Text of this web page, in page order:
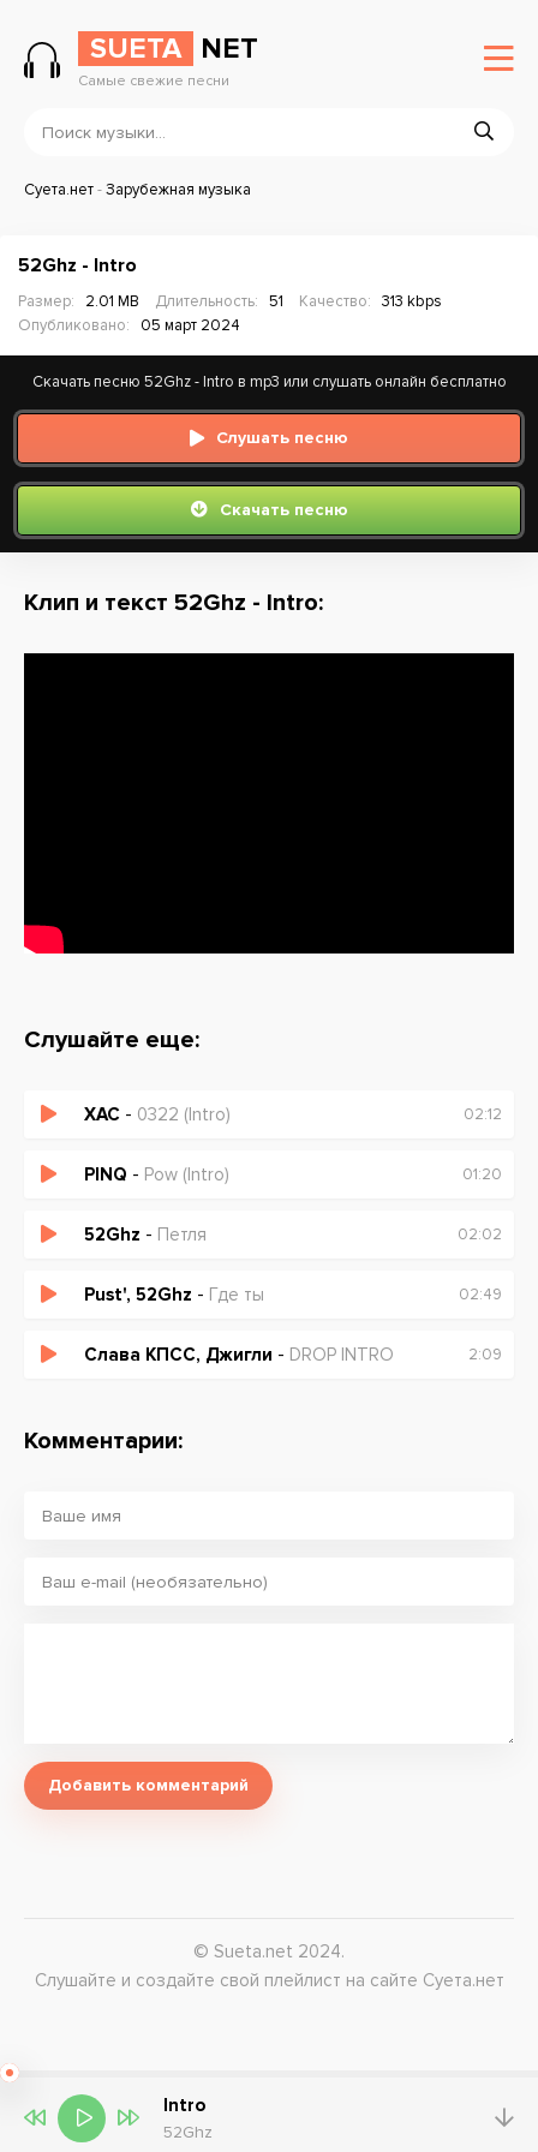
SUETA NET
Самые свежие песни
Суета.нет-Зарубежная музыка
52Ghz - Intro
Размер: 2.01 MB Длительность: 51 Качество:
313 kbps
Опубликовано:
05 март 2024
Скачать песню 52Ghz - Intro в mp3 или слушать онлайн бесплатно
Слушать песню
Скачать песню
Клип и текст 52Ghz - Intro:
Слушайте еще:
ХАС - 0322 (Intro) 02:12
PINQ - Pow (Intro) 01:20
52Ghz - Петля 02:02
Pust', 52Ghz - Где ты 02:49
Слава КПСС, Джигли - DROP INTRO 2:09
Комментарии:
Добавить комментарий
© Sueta.net 2024.
Слушайте и создайте свой плейлист на сайте Суета.нет
Intro
52Ghz